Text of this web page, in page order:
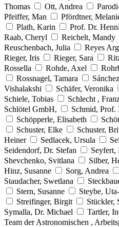
Thomas
Ott, Andrea
Pfeiffer, Man
Pfördtner,
Plath, Karin
Prof. Dr.
Raab, Cheryl
Reichelt, Mandy
Reuschenbach, Julia
Reyes
Rieger, Iris
Rieger, Sara
Rossella
Rohde, Axel
Rossnagel, Tamara
Vishalakshi
Schäfer, Veronika
Schiele, Tobias
Schlecht ,
Schlötel GmbH,
Schmid, Prof.
Schöpperle, Elisabeth
Schuster, Elke
Schuster,
Heiner
Sedlacek, Ursula
Seidendorf, Dr. Stefan
Seyfert,
Shevchenko, Svitlana
Silber,
Hinz, Susanne
Sorg, Andrea
Staudacher, Swetlana
Stern, Susanne
Steybe,
Streifinger, Birgit
Stückler,
Symalla, Dr. Michael
Tartler,
Team der Astronomischen ,